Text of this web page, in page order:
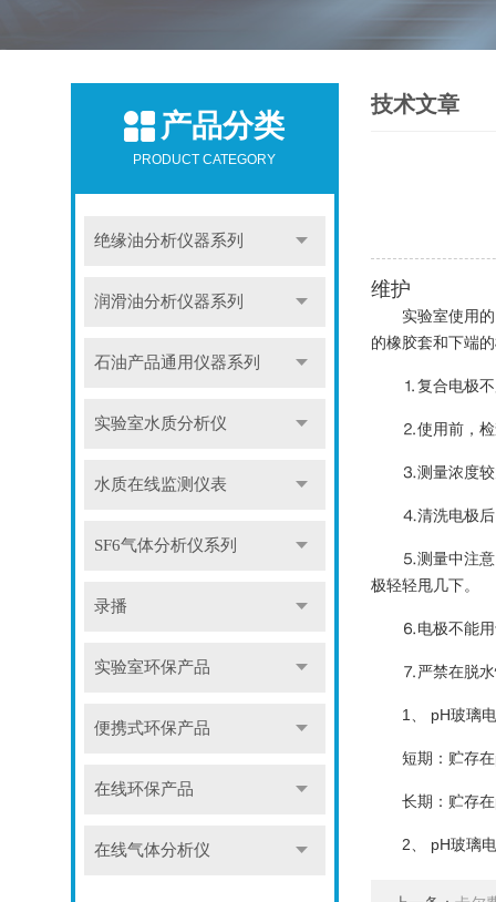
产品分类
PRODUCT CATEGORY
绝缘油分析仪器系列
润滑油分析仪器系列
石油产品通用仪器系列
实验室水质分析仪
水质在线监测仪表
SF6气体分析仪系列
录播
实验室环保产品
便携式环保产品
在线环保产品
在线气体分析仪
技术文章
维护
实验室使用
的橡胶套和下端
⒈复合电极
⒉使用前，检
⒊测量浓度较
⒋清洗电极后
⒌测量中注意
极轻轻甩几下。
⒍电极不能
⒎严禁在脱水
1、 pH玻璃
短期：贮存
长期：贮存
2、 pH玻璃